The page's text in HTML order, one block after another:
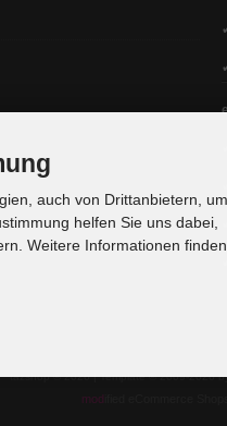
tazshop © 2026 | Template © 2009-2026
mod
auch von Drittanbietern, um
helfen Sie uns dabei,
Weitere Informationen finden